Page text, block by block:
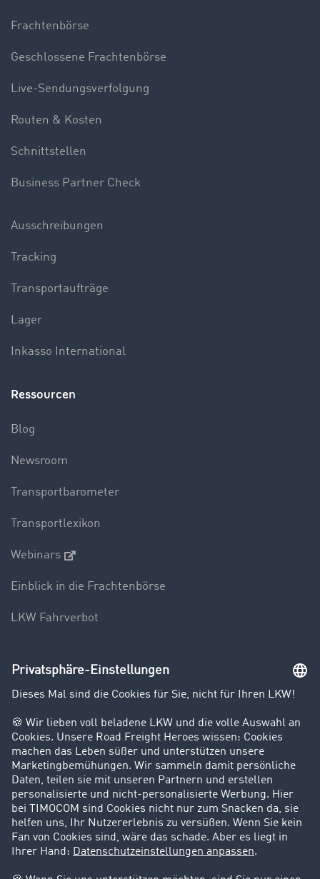
Frachtenbörse
Geschlossene Frachtenbörse
Live-Sendungsverfolgung
Routen & Kosten
Schnittstellen
Business Partner Check
Ausschreibungen
Tracking
Transportaufträge
Lager
Inkasso International
Ressourcen
Blog
Newsroom
Transportbarometer
Transportlexikon
Webinars
Einblick in die Frachtenbörse
LKW Fahrverbot
Unternehmen
Kunden werben Kunden
Success Stories
Karriere
Support
Kontakt
Rechtliches